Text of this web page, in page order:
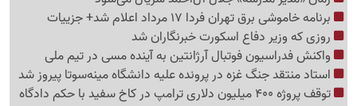
برنامه خاموشی برق تهران فردا 17 مرداد اعلام شد+ جزییات
روزی که وزیر دفاع اسکورت خبرنگاران شد
واکنش فدراسیون فوتبال آرژانتین به آینده مسی در تیم ملی
استاد منتقد جنگ غزه در پرونده علیه دانشگاه مینه‌سوتا پیروز شد
توقف پروژه 400 میلیون دلاری ترامپ در کاخ سفید با حکم دادگاه